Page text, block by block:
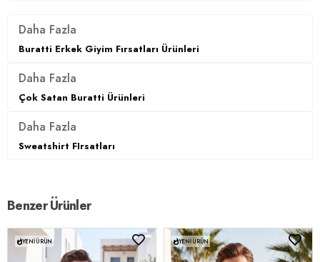
Daha Fazla
Buratti Erkek Giyim Fırsatları Ürünleri
Daha Fazla
Çok Satan Buratti Ürünleri
Daha Fazla
Sweatshirt FIrsatları
Benzer Ürünler
YENI ÜRÜN YENI ÜRÜN